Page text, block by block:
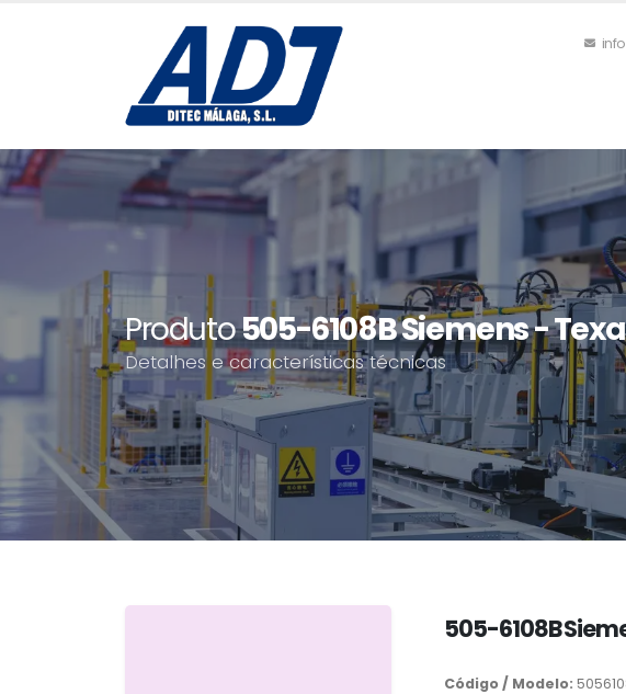
Produto505-6108B Siemens -
Detalhes e características técnicas
505-6108B
Código / Modelo: